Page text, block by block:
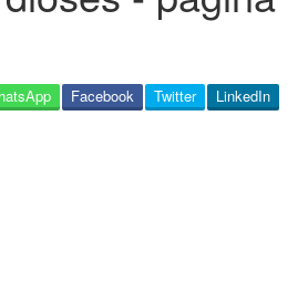
LinkedIn
Twitter
Facebook